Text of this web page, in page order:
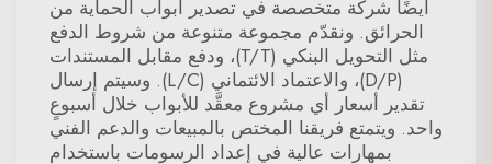
أيضًا شركة متخصصة في تصدير أبواب الحماية من
الحرائق. ونقدّم مجموعة متنوعة من شروط الدفع
مثل التحويل البنكي (T/T)، ودفع مقابل المستندات
(D/P)، والاعتماد الائتماني (L/C). وسيتم إرسال
تقدير أسعار أي مشروع معقَّد للأبواب خلال أسبوعٍ
واحد. ويتمتع فريقنا المختص بالمبيعات والدعم الفني
بمهارات عالية في إعداد الرسومات باستخدام